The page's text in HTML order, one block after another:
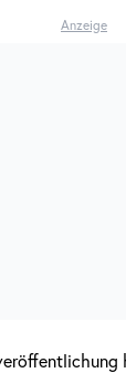
Anzeige